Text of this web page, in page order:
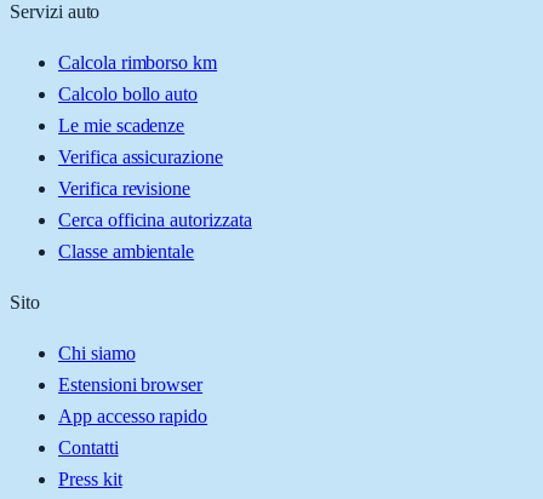
Servizi auto
Calcola rimborso km
Calcolo bollo auto
Le mie scadenze
Verifica assicurazione
Verifica revisione
Cerca officina autorizzata
Classe ambientale
Sito
Chi siamo
Estensioni browser
App accesso rapido
Contatti
Press kit